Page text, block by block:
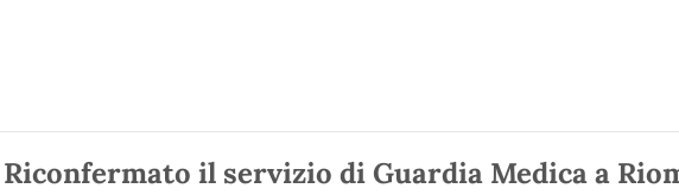
Riconfermato il servizio di Guardia Medica a